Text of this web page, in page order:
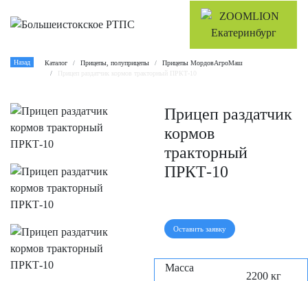
Назад Каталог Прицепы, полуприцепы
Прицепы МордовАгроМаш
Прицеп раздатчик кормов тракторный ПРКТ-10
Прицеп раздатчик
кормов
тракторный
ПРКТ-10
Оставить заявку
Масса
2200 кг